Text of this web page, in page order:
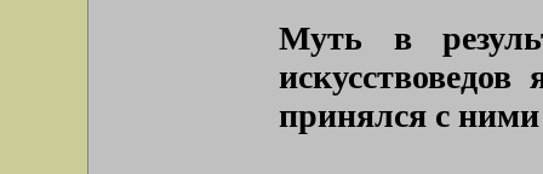
Муть в
принялся с ними